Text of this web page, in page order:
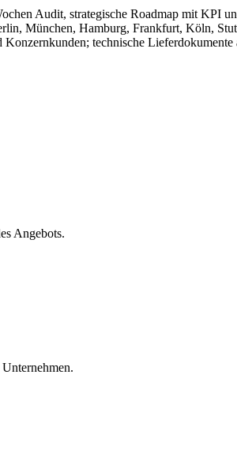
Audit, strategische Roadmap mit KPI
München, Hamburg, Frankfurt, Köln,
technische
Angebots.